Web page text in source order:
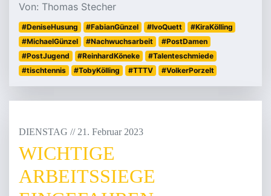
Von: Thomas Stecher
#DeniseHusung #FabianGünzel #IvoQuett
#KiraKölling
#MichaelGünzel
#Nachwuchsarbeit
#PostDamen
#PostJugend
#ReinhardKöneke
#Talenteschmiede
#tischtennis
#TobyKölling #TTTV #VolkerPorzelt
DIENSTAG // 21 . Februar 2023
WICHTIGE
ARBEITSSIEGE